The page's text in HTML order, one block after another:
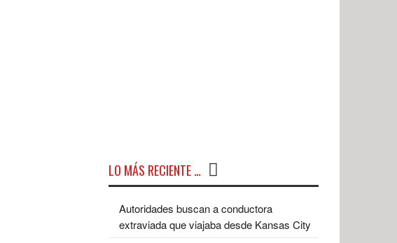
LO MÁS RECIENTE …
Autoridades buscan a conductora
extraviada que viajaba desde Kansas City